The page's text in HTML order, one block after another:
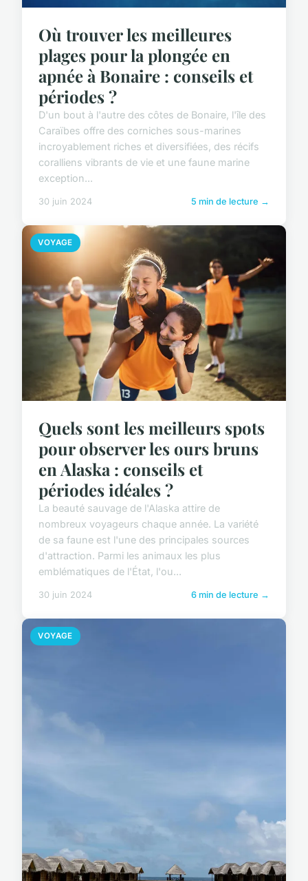
Où trouver les meilleures
plages pour la plongée en
apnée à Bonaire : conseils et
périodes ?
D'un bout à l'autre des côtes de Bonaire, l'île des
Caraïbes offre des corniches sous-marines
incroyablement riches et diversifiées, des récifs
coralliens vibrants de vie et une faune marine
exception...
30 juin 2024 5 min de lecture →
VOYAGE
Quels sont les meilleurs spots
pour observer les ours bruns
en Alaska : conseils et
périodes idéales ?
La beauté sauvage de l'Alaska attire de
nombreux voyageurs chaque année. La variété
de sa faune est l'une des principales sources
d'attraction. Parmi les animaux les plus
emblématiques de l'État, l'ou...
30 juin 2024 6 min de lecture →
VOYAGE